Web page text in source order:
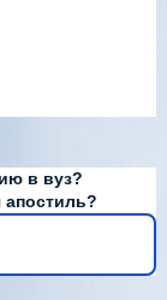
в вуз?
апостиль?